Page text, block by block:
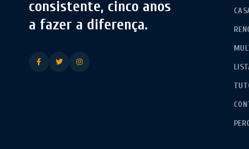
consistente, cinco anos
a fazer a diferença.